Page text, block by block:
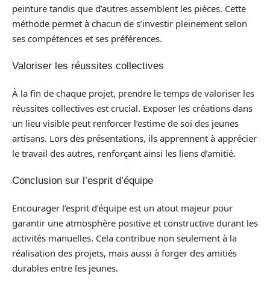
peinture tandis que d’autres assemblent les pièces. Cette
méthode permet à chacun de s’investir pleinement selon
ses compétences et ses préférences.
Valoriser les réussites collectives
À la fin de chaque projet, prendre le temps de valoriser les
réussites collectives est crucial. Exposer les créations dans
un lieu visible peut renforcer l’estime de soi des jeunes
artisans. Lors des présentations, ils apprennent à apprécier
le travail des autres, renforçant ainsi les liens d’amitié.
Conclusion sur l’esprit d’équipe
Encourager l’esprit d’équipe est un atout majeur pour
garantir une atmosphère positive et constructive durant les
activités manuelles. Cela contribue non seulement à la
réalisation des projets, mais aussi à forger des amitiés
durables entre les jeunes.